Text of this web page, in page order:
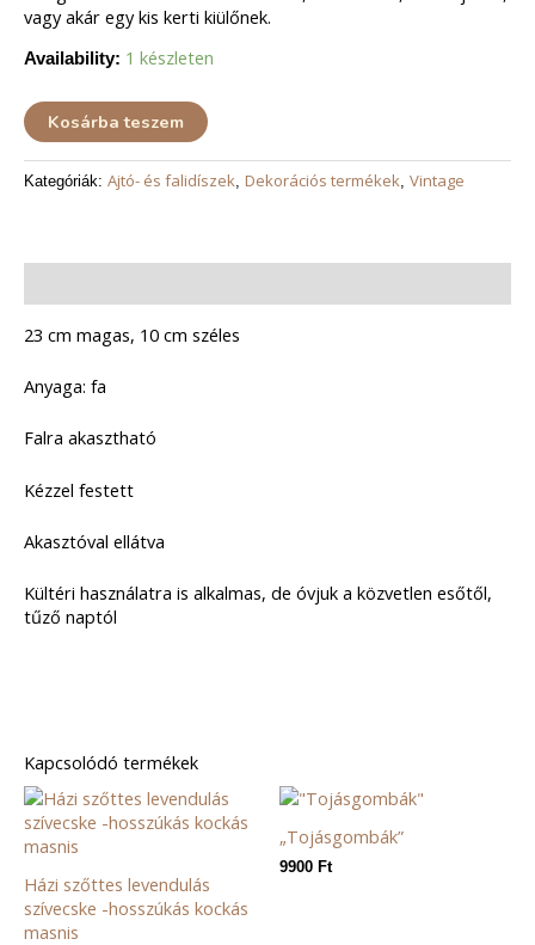
vagy akár egy kis kerti kiülőnek.
Availability: 1 készleten
Kosárba teszem
Kategóriák: Ajtó- és falidíszek, Dekorációs termékek, Vintage
23 cm magas, 10 cm széles
Anyaga: fa
Falra akasztható
Kézzel festett
Akasztóval ellátva
Kültéri használatra is alkalmas, de óvjuk a közvetlen esőtől,
tűző naptól
Kapcsolódó termékek
Házi szőttes levendulás
szívecske -hosszúkás kockás
masnis
„Tojásgombák”
9900 Ft